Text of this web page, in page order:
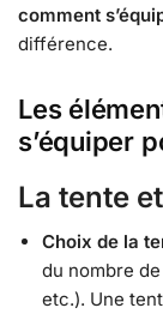
comment
différence.
Les
s’équiper
La tente
Choix de la
du nombre
etc.). Une